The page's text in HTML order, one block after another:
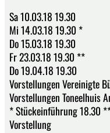
Sa 10.03.18 19.30
Mi 14.03.18 19.30 *
Do 15.03.18 19.30
Fr 23.03.18 19.30 **
Do 19.04.18 19.30
Vorstellungen Vereinigte
Vorstellungen Toneelhuis
* Stückeinführung 18.30
Vorstellung